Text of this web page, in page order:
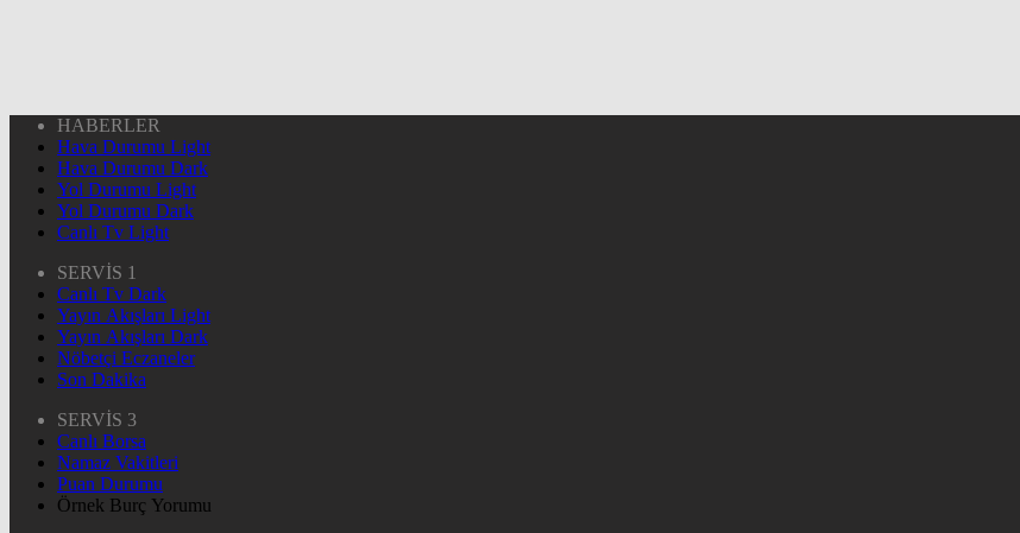
HABERLER
Hava Durumu Light
Hava Durumu Dark
Yol Durumu Light
Yol Durumu Dark
Canlı Tv Light
SERVİS 1
Canlı Tv Dark
Yayın Akışları Light
Yayın Akışları Dark
Nöbetçi Eczaneler
Son Dakika
SERVİS 3
Canlı Borsa
Namaz Vakitleri
Puan Durumu
Örnek Burç Yorumu